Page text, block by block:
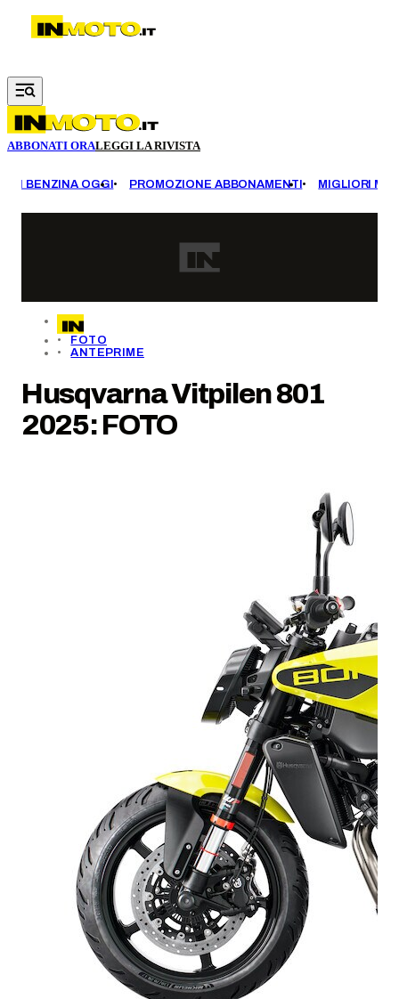
Vai al contenuto principale
ABBONATI ORALEGGI LA RIVISTA
BENZINA OGGI PROMOZIONE ABBONAMENTI MIGLIORI
FOTO
ANTEPRIME
Husqvarna Vitpilen 801
2025: FOTO